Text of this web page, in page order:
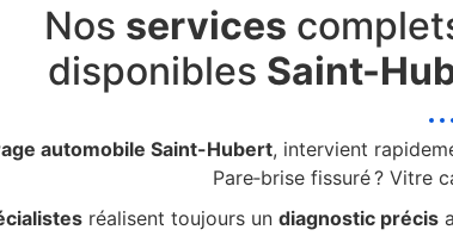
Nos services
disponibles Saint-
automobile Saint-Hubert, intervient
Pare‑brise fissuré ? Vitre
réalisent toujours un diagnostic précis